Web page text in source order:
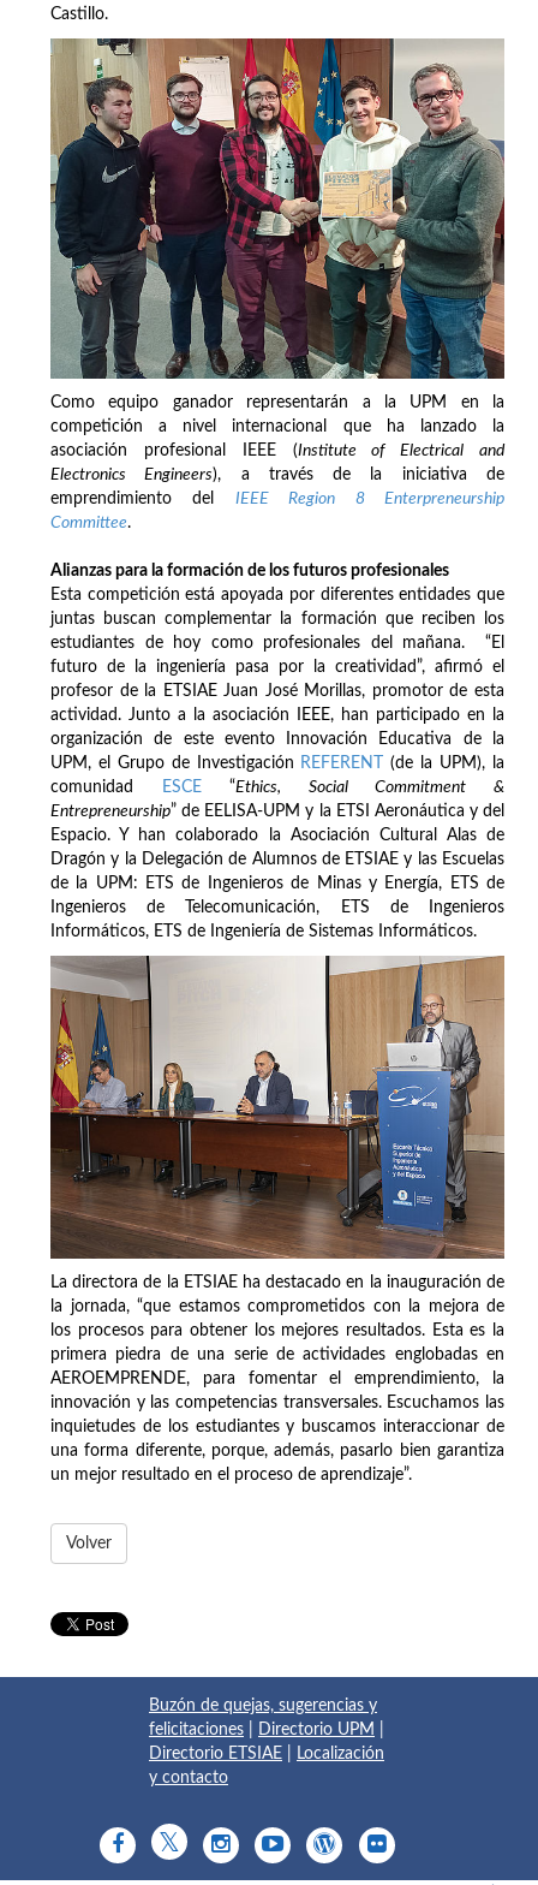
Castillo.
Como equipo ganador representarán a la UPM en la
competición a nivel internacional que ha lanzado la
asociación profesional IEEE (Institute of Electrical and
Electronics Engineers), a través de la iniciativa de
emprendimiento del IEEE Region 8 Enterpreneurship
Committee.
Alianzas para la formación de los futuros profesionales
Esta competición está apoyada por diferentes entidades que
juntas buscan complementar la formación que reciben los
estudiantes de hoy como profesionales del mañana. “El
futuro de la ingeniería pasa por la creatividad”, afirmó el
profesor de la ETSIAE Juan José Morillas, promotor de esta
actividad. Junto a la asociación IEEE, han participado en la
organización de este evento Innovación Educativa de la
UPM, el Grupo de Investigación REFERENT
(de la UPM), la
comunidad
ESCE “Ethics, Social Commitment &
Entrepreneurship” de EELISA-UPM y la ETSI Aeronáutica y del
Espacio. Y han colaborado la Asociación Cultural Alas de
Dragón y la Delegación de Alumnos de ETSIAE y las Escuelas
de la UPM: ETS de Ingenieros de Minas y Energía, ETS de
Ingenieros de Telecomunicación, ETS de Ingenieros
Informáticos, ETS de Ingeniería de Sistemas Informáticos.
La directora de la ETSIAE ha destacado en la inauguración de
la jornada, “que estamos comprometidos con la mejora de
los procesos para obtener los mejores resultados. Esta es la
primera piedra de una serie de actividades englobadas en
AEROEMPRENDE, para fomentar el emprendimiento, la
innovación y las competencias transversales. Escuchamos las
inquietudes de los estudiantes y buscamos interaccionar de
una forma diferente, porque, además, pasarlo bien garantiza
un mejor resultado en el proceso de aprendizaje”.
Volver
Buzón de quejas, sugerencias y
felicitaciones
Directorio UPM
Directorio ETSIAE
Localización
y contacto